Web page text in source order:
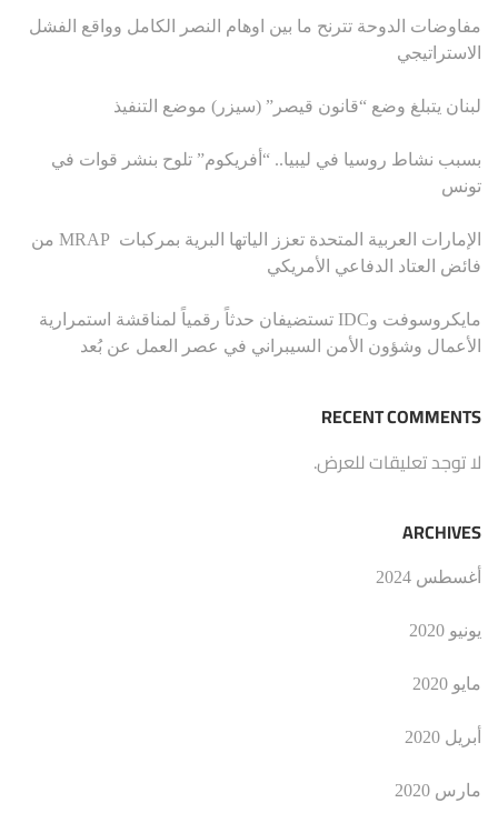
مفاوضات الدوحة تترنح ما بين اوهام النصر الكامل وواقع الفشل
الاستراتيجي
لبنان يتبلغ وضع “قانون قيصر” (سيزر) موضع التنفيذ
بسبب نشاط روسيا في ليبيا.. “أفريكوم” تلوح بنشر قوات في
تونس
الإمارات العربية المتحدة تعزز الياتها البرية بمركبات MRAP من
فائض العتاد الدفاعي الأمريكي
مايكروسوفت وIDC تستضيفان حدثاً رقمياً لمناقشة استمرارية
الأعمال وشؤون الأمن السيبراني في عصر العمل عن بُعد
RECENT COMMENTS
لا توجد تعليقات للعرض.
ARCHIVES
أغسطس 2024
يونيو 2020
مايو 2020
أبريل 2020
مارس 2020